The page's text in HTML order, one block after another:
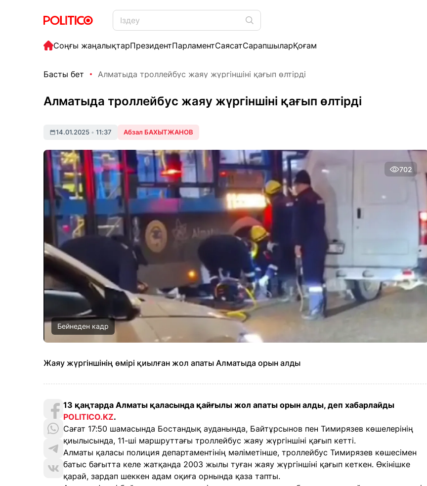
Соңғы жаңалықтарПрезидентПарламентСаясатСарапшыларҚоғам
Басты бет Алматыда троллейбус жаяу жүргіншіні қағып өлтірді
Алматыда троллейбус жаяу жүргіншіні қағып өлтірді
14.01.2025 • 11:37 Абзал БАХЫТЖАНОВ
702
Бейнеден кадр
Жаяу жүргіншінің өмірі қиылған жол апаты Алматыда орын алды
13 қаңтарда Алматы қаласында қайғылы жол апаты орын алды, деп хабарлайды
POLITICO.KZ.
Сағат 17:50 шамасында Бостандық ауданында, Байтұрсынов пен Тимирязев көшелерінің
қиылысында, 11-ші маршруттағы троллейбус жаяу жүргіншіні қағып кетті.
Алматы қаласы полиция департаментінің мәліметінше, троллейбус Тимирязев көшесімен
батыс бағытта келе жатқанда 2003 жылы туған жаяу жүргіншіні қағып кеткен. Өкінішке
қарай, зардап шеккен адам оқиға орнында қаза тапты.